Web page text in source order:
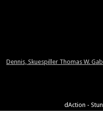
Dennis, Skuespiller Thomas W.
dAction -